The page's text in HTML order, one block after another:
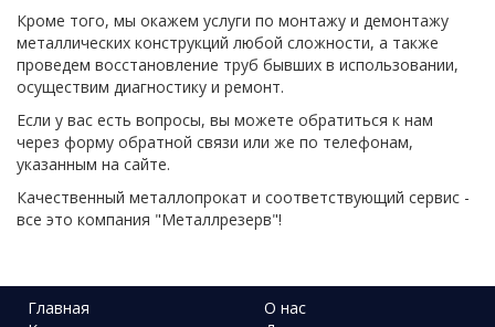
Кроме того, мы окажем услуги по монтажу и демонтажу
металлических конструкций любой сложности, а также
проведем восстановление труб бывших в использовании,
осуществим диагностику и ремонт.
Если у вас есть вопросы, вы можете обратиться к нам
через форму обратной связи или же по телефонам,
указанным на сайте.
Качественный металлопрокат и соответствующий сервис -
все это компания "Металлрезерв"!
Главная
О нас